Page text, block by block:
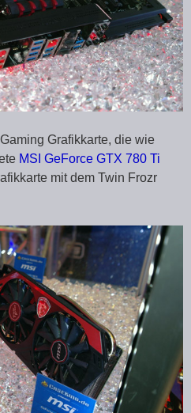
Grafikkarte, die wie
MSI GeForce GTX 780 Ti
mit dem Twin Frozr